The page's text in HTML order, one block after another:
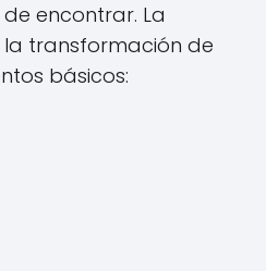
encontrar. La
transformación de
básicos: